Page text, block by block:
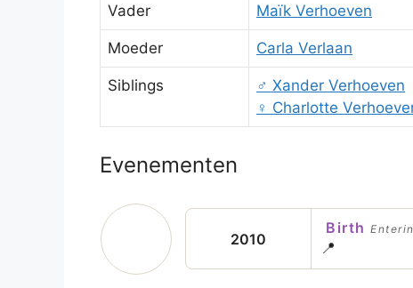
Vader Maïk Verhoeven
Moeder Carla Verlaan
Siblings ♂️ Xander Verhoeven
♀️ Charlotte
Evenementen
2010
Birth
📍